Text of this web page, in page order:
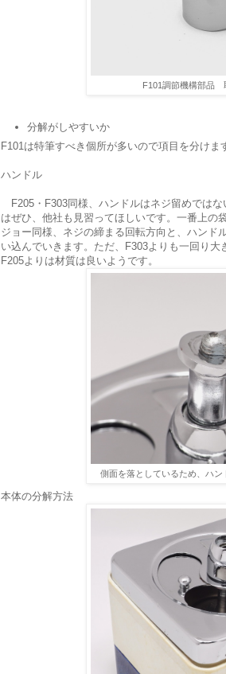
F101調節機構部品
分解がしやすいか
F101は特筆すべき個所が多いので項目を分けま
ハンドル
F205・F303同様、ハンドルはネジ留めでは
はぜひ、他社も見習ってほしいです。一番上の
ジョー同様、ネジの締まる回転方向と、ハンド
い込んでいきます。ただ、F303よりも一回り大
F205よりは材質は良いようです。
側面を落としているため、ハ
本体の分解方法